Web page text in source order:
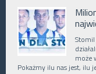
może
Pokażmy ilu nas jest, ilu